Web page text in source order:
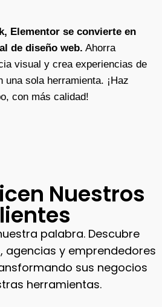
Elementor se convierte en
de diseño web. Ahorra
visual y crea experiencias de
una sola herramienta. ¡Haz
con más calidad!
Nuestros
palabra. Descubre
agencias y emprendedores
sus negocios
herramientas.